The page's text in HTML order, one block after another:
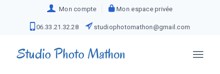
Mon compte Mon espace privée
06.33.21.32.28 studiophotomathon@gmail.com
Studio Photo Mathon